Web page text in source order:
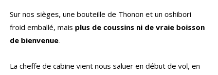
Sur nos sièges, une bouteille de Thonon et un oshibori
froid emballé, mais plus de coussins ni de vraie boisson
de bienvenue.
La cheffe de cabine vient nous saluer en début de vol, en